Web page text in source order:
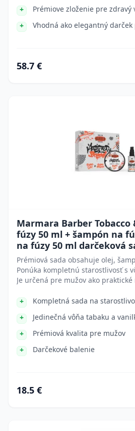
Prémiove zloženie pre zdravý
Vhodná ako elegantný darček
58.7 €
Marmara Barber Tobacco
fúzy 50 ml + šampón na
na fúzy 50 ml darčeková
Prémiová sada obsahuje olej,
Ponúka kompletnú starostlivosť s
Je určená pre mužov ako
Kompletná sada na
Jedinečná vôňa tabaku a
Prémiová kvalita pre mužov
Darčekové balenie
18.5 €